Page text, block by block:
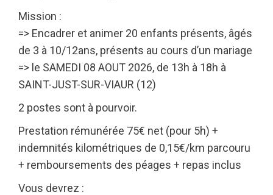
Mission :
=> Encadrer et animer 20 enfants présents, âgés
de 3 à 10/12ans, présents au cours d’un mariage
=> le SAMEDI 08 AOUT 2026, de 13h à 18h à
SAINT-JUST-SUR-VIAUR (12)
2 postes sont à pourvoir.
Prestation rémunérée 75€ net (pour 5h) +
indemnités kilométriques de 0,15€/km parcouru
+ remboursements des péages + repas inclus
Vous devrez :